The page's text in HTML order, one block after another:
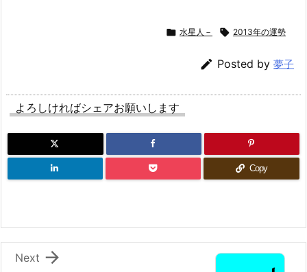
 水星人－  2013年の運勢
 Posted by 夢子
よろしければシェアお願いします
Copy

Next